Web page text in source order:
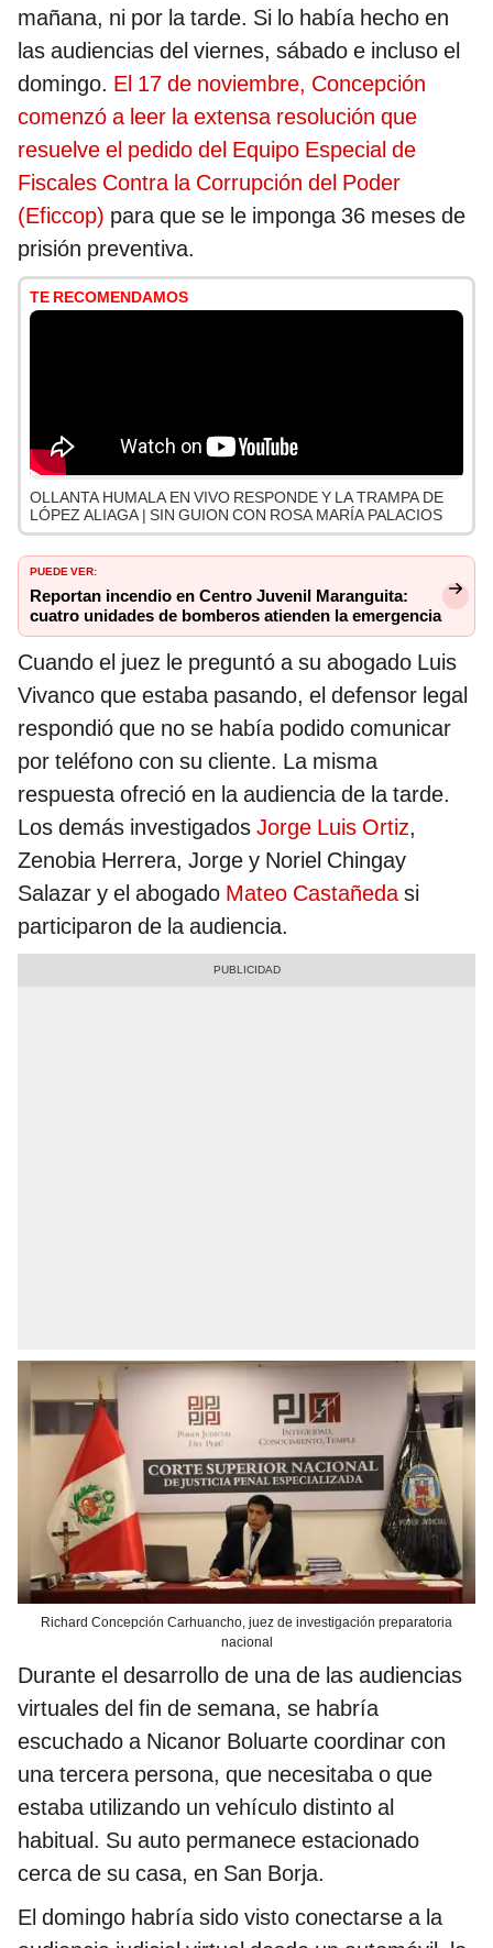
mañana, ni por la tarde. Si lo había hecho en
las audiencias del viernes, sábado e incluso el
domingo. El 17 de noviembre, Concepción
comenzó a leer la extensa resolución que
resuelve el pedido del Equipo Especial de
Fiscales Contra la Corrupción del Poder
(Eficcop) para que se le imponga 36 meses de
prisión preventiva.
TE RECOMENDAMOS
OLLANTA HUMALA EN VIVO RESPONDE Y LA TRAMPA DE
LÓPEZ ALIAGA | SIN GUION CON ROSA MARÍA PALACIOS
PUEDE VER:
Reportan incendio en Centro Juvenil Maranguita:
cuatro unidades de bomberos atienden la emergencia
Cuando el juez le preguntó a su abogado Luis
Vivanco que estaba pasando, el defensor legal
respondió que no se había podido comunicar
por teléfono con su cliente. La misma
respuesta ofreció en la audiencia de la tarde.
Los demás investigados Jorge Luis Ortiz,
Zenobia Herrera, Jorge y Noriel Chingay
Salazar y el abogado Mateo Castañedasi
participaron de la audiencia.
Richard Concepción Carhuancho, juez de investigación preparatoria
nacional
Durante el desarrollo de una de las audiencias
virtuales del fin de semana, se habría
escuchado a Nicanor Boluarte coordinar con
una tercera persona, que necesitaba o que
estaba utilizando un vehículo distinto al
habitual. Su auto permanece estacionado
cerca de su casa, en San Borja.
El domingo habría sido visto conectarse a la